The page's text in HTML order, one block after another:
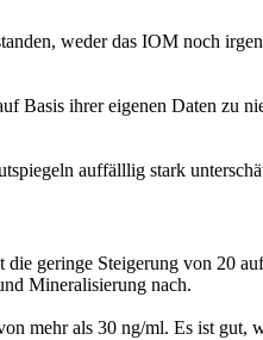
weder das IOM noch
Basis ihrer eigenen Daten zu
auffälllig stark
die geringe Steigerung von 20
Mineralisierung nach.
mehr als 30 ng/ml. Es ist gut,